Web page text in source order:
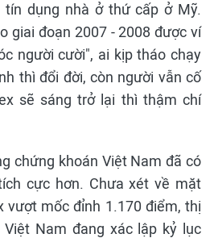
tín dụng nhà ở thứ cấp ở Mỹ.
giai đoạn 2007 - 2008 được ví
người cười", ai kịp tháo chạy
thì đổi đời, còn người vẫn cố
sẽ sáng trở lại thì thậm chí
chứng khoán Việt Nam đã có
cực hơn. Chưa xét về mặt
vượt mốc đỉnh 1.170 điểm, thị
Nam đang xác lập kỷ lục